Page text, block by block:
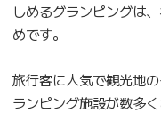
しめるグランピングは
めです。
旅行客に人気で観光地
ランピング施設が数多く